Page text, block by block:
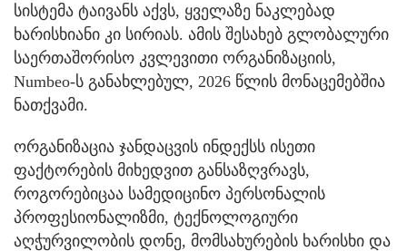
სისტემა ტაივანს აქვს, ყველაზე ნაკლებად
ხარისხიანი კი სირიას. ამის შესახებ გლობალური
საერთაშორისო კვლევითი ორგანიზაციის,
Numbeo-ს განახლებულ, 2026 წლის მონაცემებშია
ნათქვამი.
ორგანიზაცია ჯანდაცვის ინდექსს ისეთი
ფაქტორების მიხედვით განსაზღვრავს,
როგორებიცაა სამედიცინო პერსონალის
პროფესიონალიზმი, ტექნოლოგიური
აღჭურვილობის დონე, მომსახურების ხარისხი და